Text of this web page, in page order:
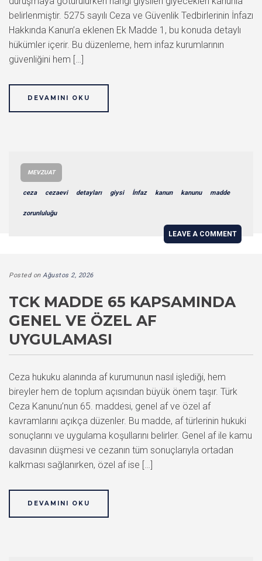
belirlenmiştir. 5275 sayılı Ceza ve Güvenlik Tedbirlerinin İnfazı
Hakkında Kanun’a eklenen Ek Madde 1, bu konuda detaylı
hükümler içerir. Bu düzenleme, hem infaz kurumlarının
güvenliğini hem […]
DEVAMINI OKU
MEVZUAT
ceza cezaevi detayları giysi İnfaz kanun kanunu madde
zorunluluğu
LEAVE A COMMENT
Posted on Ağustos 2, 2026
TCK MADDE 65 KAPSAMINDA
GENEL VE ÖZEL AF
UYGULAMASI
Ceza hukuku alanında af kurumunun nasıl işlediği, hem
bireyler hem de toplum açısından büyük önem taşır. Türk
Ceza Kanunu’nun 65. maddesi, genel af ve özel af
kavramlarını açıkça düzenler. Bu madde, af türlerinin hukuki
sonuçlarını ve uygulama koşullarını belirler. Genel af ile kamu
davasının düşmesi ve cezanın tüm sonuçlarıyla ortadan
kalkması sağlanırken, özel af ise […]
DEVAMINI OKU